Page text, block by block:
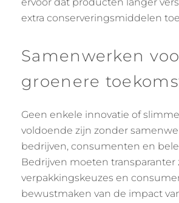
extra conserveringsmiddelen
Samenwerken
groenere
Geen enkele innovatie of
voldoende zijn zonder
bedrijven, consumenten en
Bedrijven moeten transparanter
verpakkingskeuzes en
bewustmaken van de impact